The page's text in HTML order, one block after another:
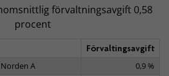
förvaltningsavgift 0,58
procent
Förvaltingsavgift
A
0,9 %